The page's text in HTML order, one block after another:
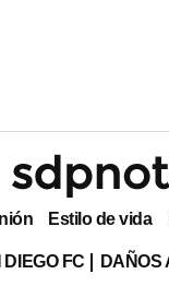
Estilo de vida
FC DAÑOS